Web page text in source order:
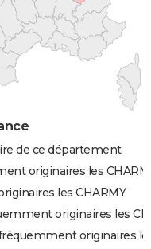
de ce département
originaires les
les CHARMY
originaires les
originaires